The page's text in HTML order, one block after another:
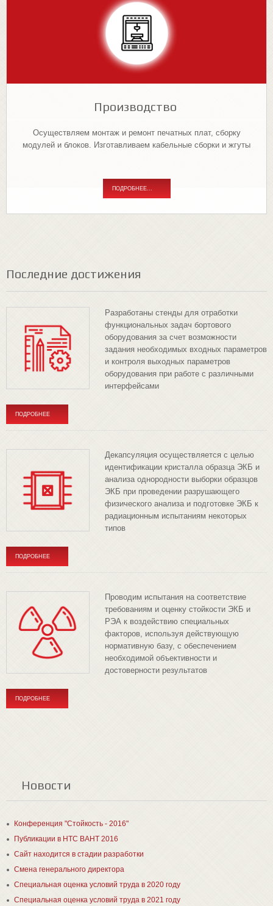
Производство
Осуществляем монтаж и ремонт печатных плат, сборку
модулей и блоков. Изготавливаем кабельные сборки и жгуты
ПОДРОБНЕЕ...
Последние достижения
Разработаны стенды для отработки
функциональных задач бортового
оборудования за счет возможности
задания необходимых входных параметров
и контроля выходных параметров
оборудования при работе с различными
интерфейсами
ПОДРОБНЕЕ
Декапсуляция осуществляется с целью
идентификации кристалла образца ЭКБ и
анализа однородности выборки образцов
ЭКБ при проведении разрушающего
физического анализа и подготовке ЭКБ к
радиационным испытаниям некоторых
типов
ПОДРОБНЕЕ
Проводим испытания на соответствие
требованиям и оценку стойкости ЭКБ и
РЭА к воздействию специальных
факторов, используя действующую
нормативную базу, с обеспечением
необходимой объективности и
достоверности результатов
ПОДРОБНЕЕ
Новости
Конференция "Стойкость - 2016"
Публикации в НТС ВАНТ 2016
Сайт находится в стадии разработки
Смена генерального директора
Специальная оценка условий труда в 2020 году
Специальная оценка условий труда в 2021 году